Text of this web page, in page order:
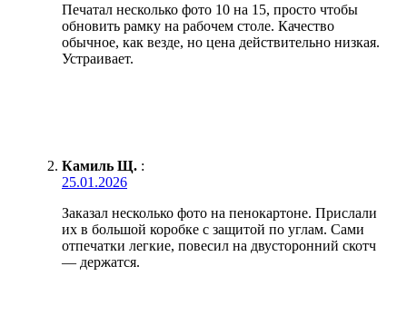
Печатал несколько фото 10 на 15, просто чтобы
обновить рамку на рабочем столе. Качество
обычное, как везде, но цена действительно низкая.
Устраивает.
Камиль Щ. :
25.01.2026
Заказал несколько фото на пенокартоне. Прислали
их в большой коробке с защитой по углам. Сами
отпечатки легкие, повесил на двусторонний скотч
— держатся.